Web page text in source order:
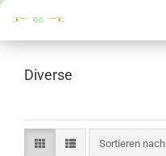
Diverse
Sortieren nach
Sortieren nach